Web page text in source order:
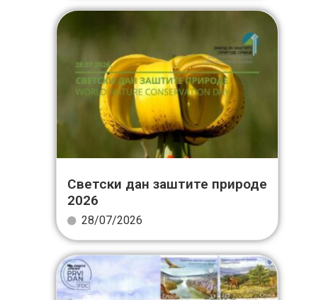
Светски дан заштите природе
2026
28/07/2026